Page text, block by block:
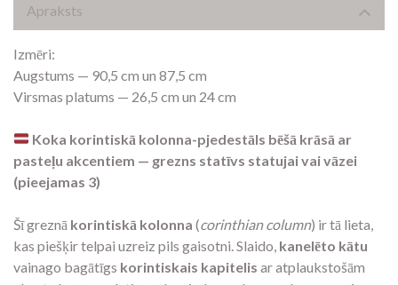
Apraksts
Izmēri:
Augstums — 90,5 cm un 87,5 cm
Virsmas platums — 26,5 cm un 24 cm
Koka korintiskā kolonna-pjedestāls bēšā krāsā ar
pasteļu akcentiem — grezns statīvs statujai vai vāzei
(pieejamas 3)
Šī greznā korintiskā kolonna (corinthian column) ir tā lieta,
kas piešķir telpai uzreiz pils gaisotni. Slaido, kanelēto kātu
vainago bagātīgs korintiskais kapitelis ar atplaukstošām